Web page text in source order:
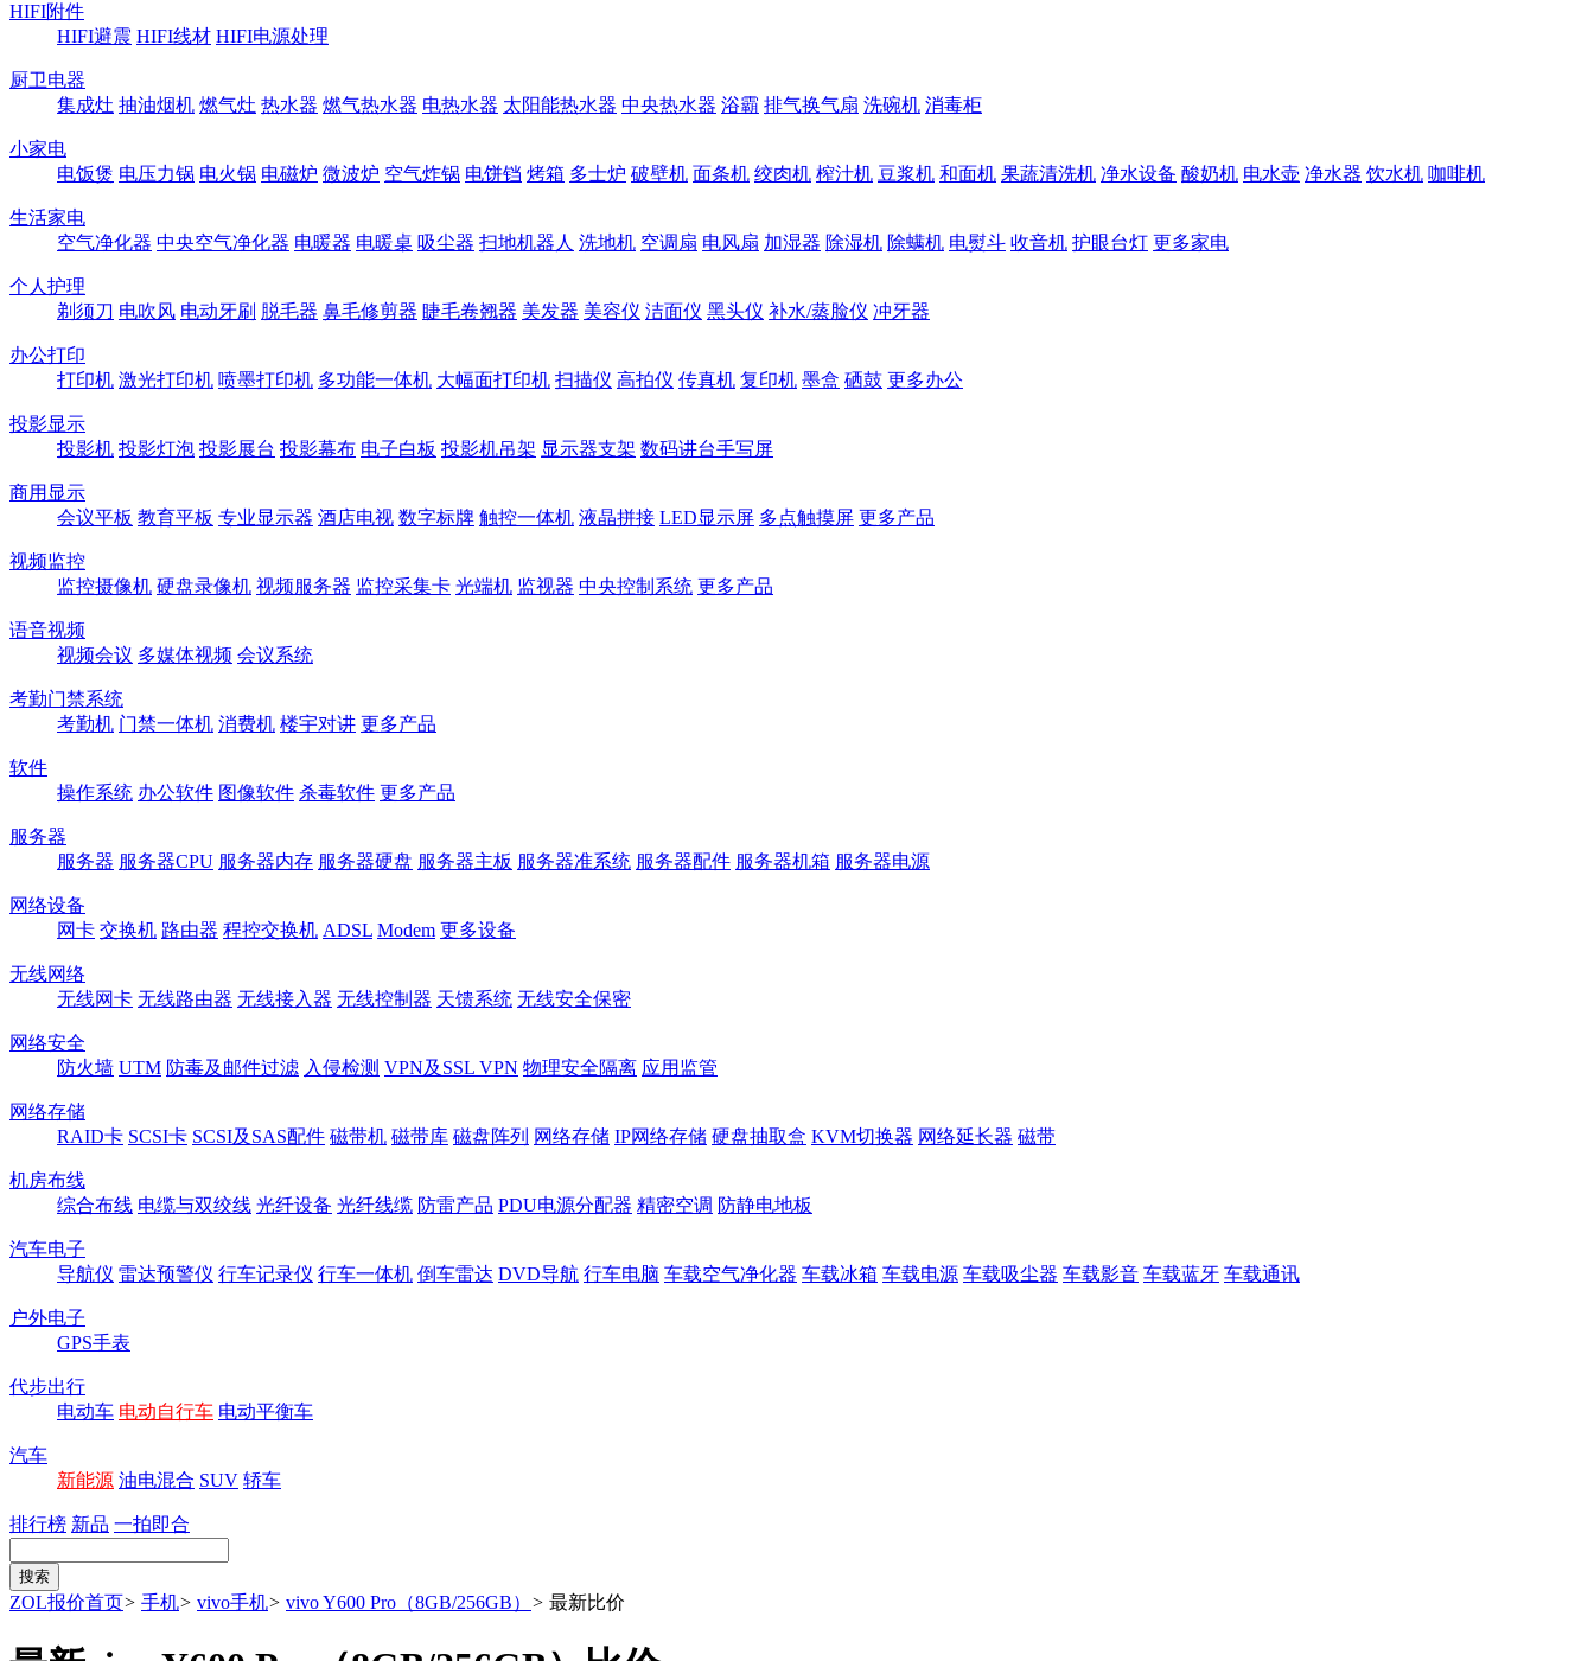
HIFI附件
HIFI避震 HIFI线材 HIFI电源处理
厨卫电器
集成灶 抽油烟机 燃气灶 热水器 燃气热水器 电热水器 太阳能热水器 中央热水器 浴霸 排气换气扇 洗碗机 消毒柜
小家电
电饭煲 电压力锅 电火锅 电磁炉 微波炉 空气炸锅 电饼铛 烤箱 多士炉 破壁机 面条机 绞肉机 榨汁机 豆浆机 和面机 果蔬清洗机 净水设备 酸奶机 电水壶 净水器 饮水机 咖啡机
生活家电
空气净化器 中央空气净化器 电暖器 电暖桌 吸尘器 扫地机器人 洗地机 空调扇 电风扇 加湿器 除湿机 除螨机 电熨斗 收音机 护眼台灯 更多家电
个人护理
剃须刀 电吹风 电动牙刷 脱毛器 鼻毛修剪器 睫毛卷翘器 美发器 美容仪 洁面仪 黑头仪 补水/蒸脸仪 冲牙器
办公打印
打印机 激光打印机 喷墨打印机 多功能一体机 大幅面打印机 扫描仪 高拍仪 传真机 复印机 墨盒 硒鼓 更多办公
投影显示
投影机 投影灯泡 投影展台 投影幕布 电子白板 投影机吊架 显示器支架 数码讲台手写屏
商用显示
会议平板 教育平板 专业显示器 酒店电视 数字标牌 触控一体机 液晶拼接 LED显示屏 多点触摸屏 更多产品
视频监控
监控摄像机 硬盘录像机 视频服务器 监控采集卡 光端机 监视器 中央控制系统 更多产品
语音视频
视频会议 多媒体视频 会议系统
考勤门禁系统
考勤机 门禁一体机 消费机 楼宇对讲 更多产品
软件
操作系统 办公软件 图像软件 杀毒软件 更多产品
服务器
服务器 服务器CPU 服务器内存 服务器硬盘 服务器主板 服务器准系统 服务器配件 服务器机箱 服务器电源
网络设备
网卡 交换机 路由器 程控交换机 ADSL Modem 更多设备
无线网络
无线网卡 无线路由器 无线接入器 无线控制器 天馈系统 无线安全保密
网络安全
防火墙 UTM 防毒及邮件过滤 入侵检测 VPN及SSL VPN 物理安全隔离 应用监管
网络存储
RAID卡 SCSI卡 SCSI及SAS配件 磁带机 磁带库 磁盘阵列 网络存储 IP网络存储 硬盘抽取盒 KVM切换器 网络延长器 磁带
机房布线
综合布线 电缆与双绞线 光纤设备 光纤线缆 防雷产品 PDU电源分配器 精密空调 防静电地板
汽车电子
导航仪 雷达预警仪 行车记录仪 行车一体机 倒车雷达 DVD导航 行车电脑 车载空气净化器 车载冰箱 车载电源 车载吸尘器 车载影音 车载蓝牙 车载通讯
户外电子
GPS手表
代步出行
电动车 电动自行车 电动平衡车
汽车
新能源 油电混合 SUV 轿车
排行榜 新品 一拍即合
ZOL报价首页> 手机> vivo手机> vivo Y600 Pro（8GB/256GB） > 最新比价